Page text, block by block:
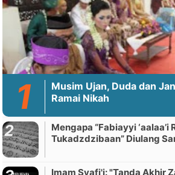
Musim Ujan, Duda dan
Ramai Nikah
Mengapa “Fabiayyi ‘aalaa’i
Tukadzdzibaan” Diulang
Imam Syafi'i: "Tanda Akhir